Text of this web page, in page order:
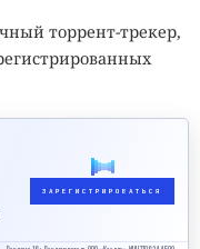
торрент-трекер,
ЗАРЕГИСТРИРОВАТЬСЯ